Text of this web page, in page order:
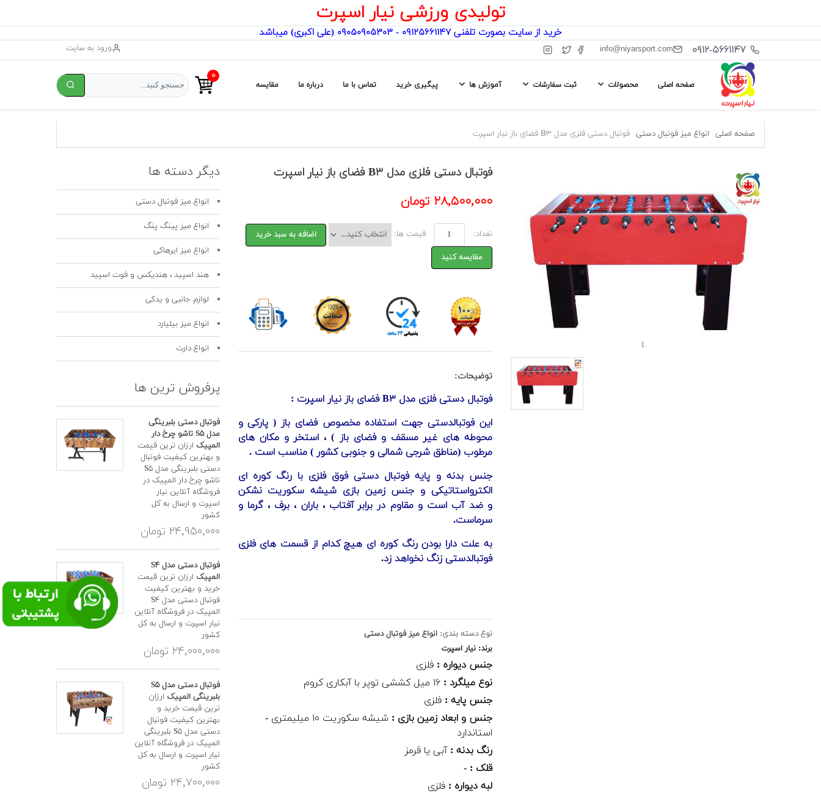
تولیدی ورزشی نیار اسپرت
خرید از سایت بصورت تلفنی ۰۹۱۲۵۶۶۱۱۴۷ - ۰۹۰۵۰۹۰۵۳۰۳ (علی اکبری) میباشد
۰۹۱۲-۵۶۶۱۱۴۷ info@niyarsport.com ورود به سایت
صفحه اصلی محصولات ثبت سفارشات آموزش ها پیگیری خرید تماس با ما درباره ما مقایسه
۰
صفحه اصلی انواع میز فوتبال دستی فوتبال دستی فلزی مدل B۳ فضای باز نیار اسپرت
Previous
فوتبال دستی فلزی مدل B۳ فضای باز نیار اسپرت
۲۸,۵۰۰,۰۰۰ تومان
تعداد: قیمت ها: اضافه به سبد خرید
مقایسه کنید
توضیحات:
فوتبال دستی فلزی مدل B۳ فضای باز نیار اسپرت :
این فوتبالدستی جهت استفاده مخصوص فضای باز ( پارکی و
محوطه های غیر مسقف و فضای باز ) ، استخر و مکان های
مرطوب (مناطق شرجی شمالی و جنوبی کشور ) مناسب است .
جنس بدنه و پایه فوتبال دستی فوق فلزی با رنگ کوره ای
الکترواستاتیکی و جنس زمین بازی شیشه سکوریت نشکن
وضد آب است و مقاوم در برابر آفتاب ، باران ، برف ، گرما و
سرماست.
به علت دارا بودن رنگ کوره ای هیچ کدام از قسمت های فلزی
فوتبالدستی زنگ نخواهد زد.
نوع دسته بندی:انواع میز فوتبال دستی
برند: نیار اسپرت
جنس دیواره :فلزی
نوع میلگرد :۱۶ میل کششی توپر با آبکاری کروم
جنس پایه :فلزی
جنس و ابعاد زمین بازی :
شیشه سکوریت ۱۰ میلیمتری -
استاندارد
رنگ بدنه :آبی یا قرمز
قلک :-
لبه دیواره :فلزی
دیگر دسته ها
انواع میز فوتبال دستی
انواع میز پینگ پنگ
انواع میز ایرهاکی
هند اسپید ، هندیکس و فوت اسپید
لوازم جانبی و یدکی
انواع میز بیلیارد
انواع دارت
پرفروش ترین ها
فوتبال دستی بلبرینگی
مدل S۵ تاشو چرخ دار
المپیک ارزان ترین قیمت
و بهترین کیفیت فوتبال
دستی بلبرینگی مدل S۵
تاشو چرخ دار المپیک در
فروشگاه آنلاین نیار
اسپرت و ارسال به کل
کشور
۲۴,۹۵۰,۰۰۰ تومان
فوتبال دستی مدل S۴
المپیک ارزان ترین قیمت
خرید و بهترین کیفیت
فوتبال دستی مدل S۴
المپیک در فروشگاه آنلاین
نیار اسپرت و ارسال به کل
کشور
۲۴,۰۰۰,۰۰۰ تومان
فوتبال دستی مدل S۵
بلبرینگی المپیک ارزان
ترین قیمت خرید و
بهترین کیفیت فوتبال
دستی مدل S۵ بلبرینگی
المپیک در فروشگاه آنلاین
نیار اسپرت و ارسال به کل
کشور
۲۴,۷۰۰,۰۰۰ تومان